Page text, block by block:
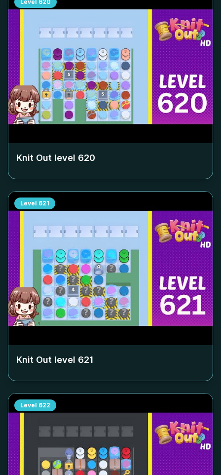
Level 620
Knit Out level 620
Level 621
Knit Out level 621
Level 622